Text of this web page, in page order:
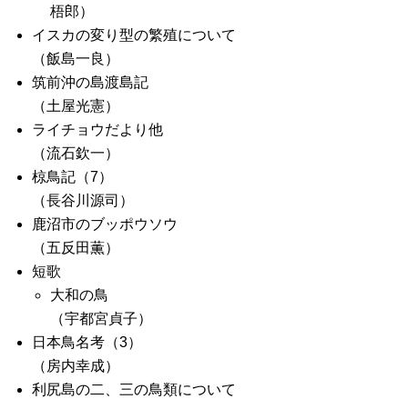
梧郎）
イスカの変り型の繁殖について
（飯島一良）
筑前沖の島渡島記
（土屋光憲）
ライチョウだより他
（流石欽一）
椋鳥記（7）
（長谷川源司）
鹿沼市のブッポウソウ
（五反田薫）
短歌
大和の鳥
（宇都宮貞子）
日本鳥名考（3）
（房内幸成）
利尻島の二、三の鳥類について